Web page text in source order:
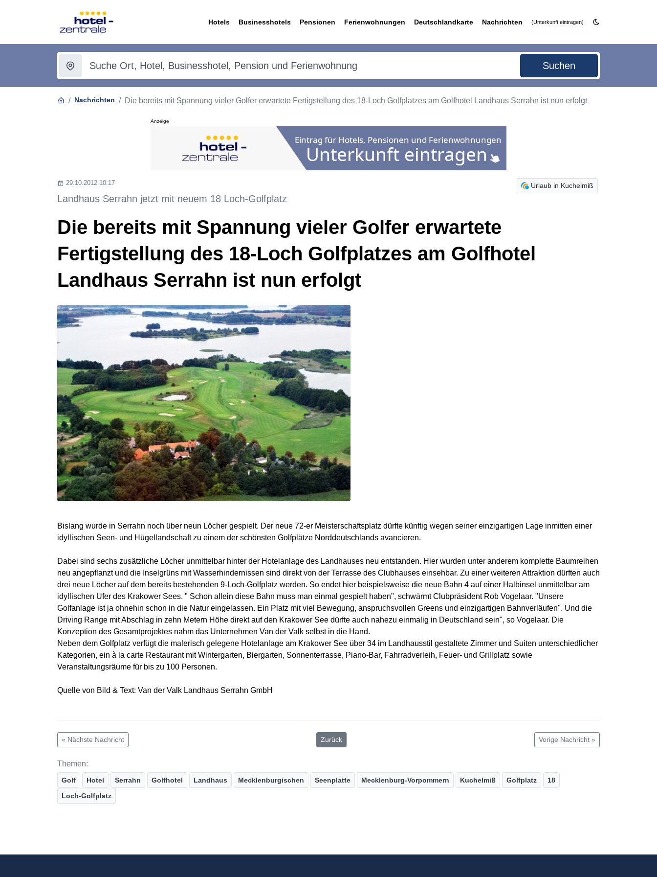
Hotels Businesshotels Pensionen Ferienwohnungen Deutschlandkarte Nachrichten (Unterkunft eintragen)
Suchen
Nachrichten Die bereits mit Spannung vieler Golfer erwartete Fertigstellung des 18-Loch Golfplatzes am Golfhotel Landhaus Serrahn ist nun erfolgt
Anzeige
Urlaub in Kuchelmiß
29.10.2012 10:17
Landhaus Serrahn jetzt mit neuem 18 Loch-Golfplatz
Die bereits mit Spannung vieler Golfer erwartete
Fertigstellung des 18-Loch Golfplatzes am Golfhotel
Landhaus Serrahn ist nun erfolgt
Bislang wurde in Serrahn noch über neun Löcher gespielt. Der neue 72-er Meisterschaftsplatz dürfte künftig wegen seiner einzigartigen Lage inmitten einer
idyllischen Seen- und Hügellandschaft zu einem der schönsten Golfplätze Norddeutschlands avancieren.
Dabei sind sechs zusätzliche Löcher unmittelbar hinter der Hotelanlage des Landhauses neu entstanden. Hier wurden unter anderem komplette Baumreihen
neu angepflanzt und die Inselgrüns mit Wasserhindernissen sind direkt von der Terrasse des Clubhauses einsehbar. Zu einer weiteren Attraktion dürften auch
drei neue Löcher auf dem bereits bestehenden 9-Loch-Golfplatz werden. So endet hier beispielsweise die neue Bahn 4 auf einer Halbinsel unmittelbar am
idyllischen Ufer des Krakower Sees. " Schon allein diese Bahn muss man einmal gespielt haben", schwärmt Clubpräsident Rob Vogelaar. "Unsere
Golfanlage ist ja ohnehin schon in die Natur eingelassen. Ein Platz mit viel Bewegung, anspruchsvollen Greens und einzigartigen Bahnverläufen". Und die
Driving Range mit Abschlag in zehn Metern Höhe direkt auf den Krakower See dürfte auch nahezu einmalig in Deutschland sein", so Vogelaar. Die
Konzeption des Gesamtprojektes nahm das Unternehmen Van der Valk selbst in die Hand.
Neben dem Golfplatz verfügt die malerisch gelegene Hotelanlage am Krakower See über 34 im Landhausstil gestaltete Zimmer und Suiten unterschiedlicher
Kategorien, ein à la carte Restaurant mit Wintergarten, Biergarten, Sonnenterrasse, Piano-Bar, Fahrradverleih, Feuer- und Grillplatz sowie
Veranstaltungsräume für bis zu 100 Personen.
Quelle von Bild & Text: Van der Valk Landhaus Serrahn GmbH
« Nächste Nachricht Zurück Vorige Nachricht »
Themen:
Golf Hotel Serrahn Golfhotel Landhaus Mecklenburgischen Seenplatte Mecklenburg-Vorpommern Kuchelmiß Golfplatz
18
Loch-Golfplatz